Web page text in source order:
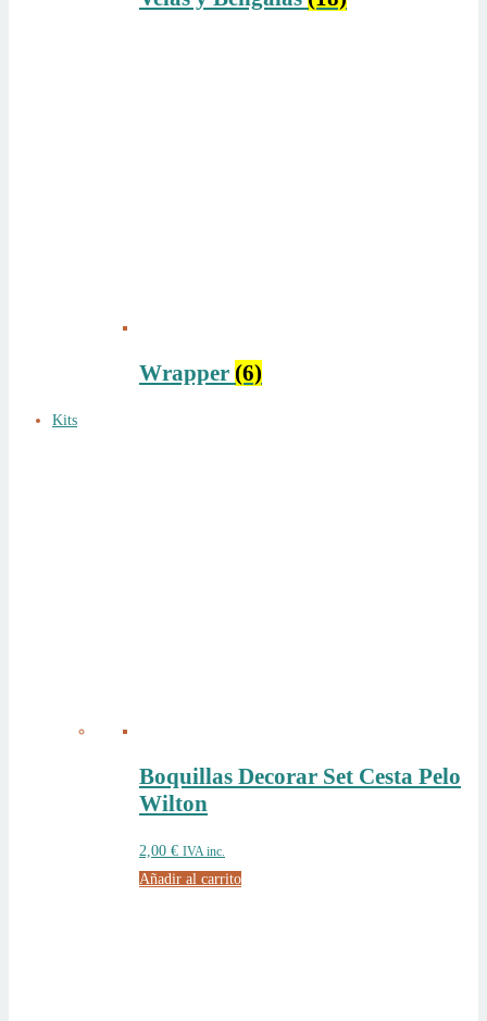
Wrapper (6)
Kits
Boquillas Decorar Set Cesta Pelo
Wilton
2,00 € IVA inc.
Añadir al carrito